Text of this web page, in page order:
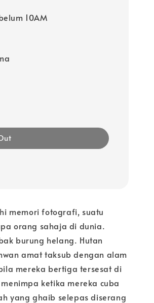
10AM
memori fotografi, suatu
orang sahaja di dunia.
burung helang. Hutan
amat taksub dengan alam
mereka bertiga tersesat di
ketika mereka cuba
yang ghaib selepas diserang